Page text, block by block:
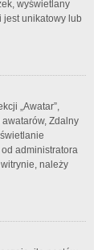
wyświetlany
jest unikatowy lub
„Awatar”,
Zdalny
administratora
należy